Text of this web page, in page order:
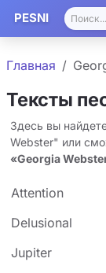
PESNI
Главная
Тексты
Здесь вы
Webster" или
«Georgia
Attention
Delusional
Jupiter